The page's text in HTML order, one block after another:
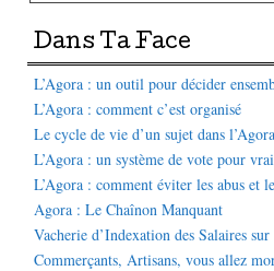
Dans Ta Face
L’Agora : un outil pour décider
L’Agora : comment c’est organisé
Le cycle de vie d’un sujet dans l’Agora
L’Agora : un système de vote pour
L’Agora : comment éviter les abus et
Agora : Le Chaînon Manquant
Vacherie d’Indexation des Salaires
Commerçants, Artisans, vous allez